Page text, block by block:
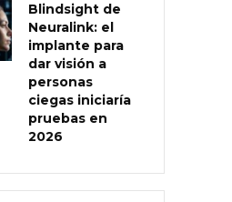
Blindsight de
Neuralink: el
implante para
dar visión a
personas
ciegas iniciaría
pruebas en
2026